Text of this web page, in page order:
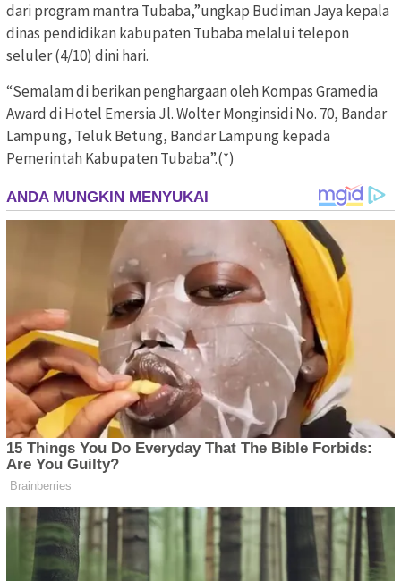
dari program mantra Tubaba,”ungkap Budiman Jaya kepala
dinas pendidikan kabupaten Tubaba melalui telepon
seluler (4/10) dini hari.
“Semalam di berikan penghargaan oleh Kompas Gramedia
Award di Hotel Emersia Jl. Wolter Monginsidi No. 70, Bandar
Lampung, Teluk Betung, Bandar Lampung kepada
Pemerintah Kabupaten Tubaba”.(*)